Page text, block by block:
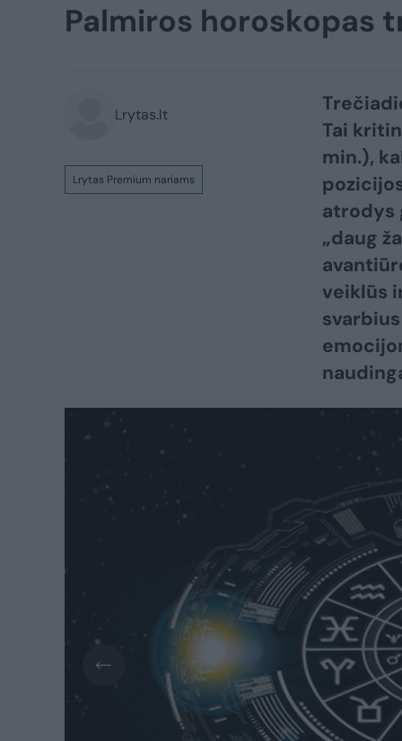
Palmiros horoskopas
Lrytas.lt
Lrytas Premium nariams
Tai
min.),
atrodys
„daug
veiklūs